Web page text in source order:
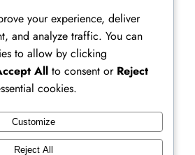
Figure, Actor & Creative
your experience, deliver
and analyze traffic. You can
to allow by clicking
All to consent or Reject
cookies.
Customize
Reject All